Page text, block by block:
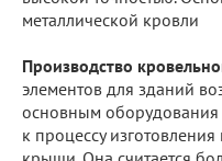
металлической кровли
Производство
элементов для зданий
основным оборудования
к процессу